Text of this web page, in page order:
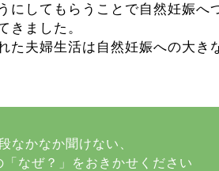
にしてもらうことで自然妊娠へ
きました。
た夫婦生活は自然妊娠への大き
なかなか聞けない、
「なぜ？」をおきかせください